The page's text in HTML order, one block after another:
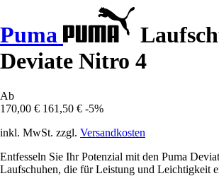
Puma
Deviate Nitro 4
Ab
170,00 € 161,50 € -5%
inkl. MwSt. zzgl. Versandkosten
Entfesseln Sie Ihr Potenzial mit den Puma
Laufschuhen, die für Leistung und Leichtigkeit